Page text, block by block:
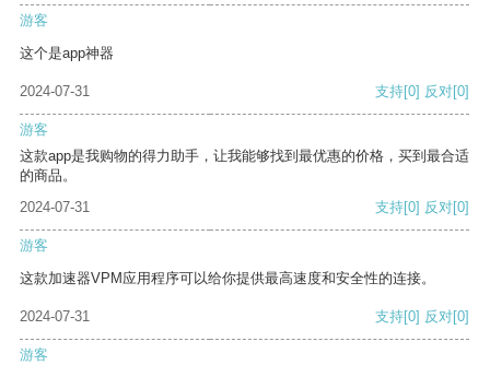
游客
这个是app神器
2024-07-31 支持[0] 反对[0]
游客
这款app是我购物的得力助手，让我能够找到最优惠的价格，买到最合适
的商品。
2024-07-31
支持[0] 反对[0]
游客
这款加速器VPM应用程序可以给你提供最高速度和安全性的连接。
2024-07-31 支持[0] 反对[0]
游客